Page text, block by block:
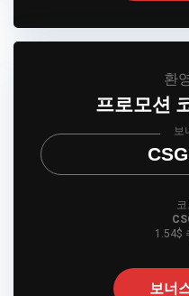
환
프로모션
보
1.54$
보너